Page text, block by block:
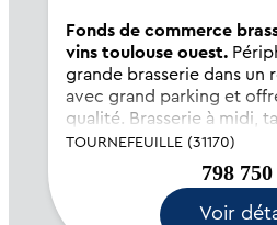
Fonds de commerce
vins toulouse ouest.
grande brasserie dans un
avec grand parking et
qualité. Brasserie à midi,
solide activité
vins. 80 places intérieures,
équipements...
TOURNEFEUILLE (31170)
798 750
Voir